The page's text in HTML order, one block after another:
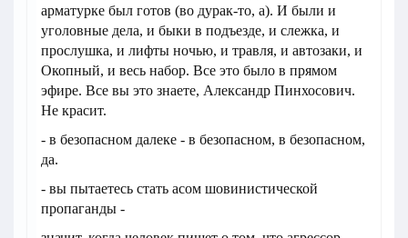
арматурке был готов (во дурак-то, а). И были и
уголовные дела, и быки в подъезде, и слежка, и
прослушка, и лифты ночью, и травля, и автозаки, и
Окопный, и весь набор. Все это было в прямом
эфире. Все вы это знаете, Александр Пинхосович.
Не красит.
- в безопасном далеке - в безопасном, в безопасном,
да.
- вы пытаетесь стать асом шовинистической
пропаганды -